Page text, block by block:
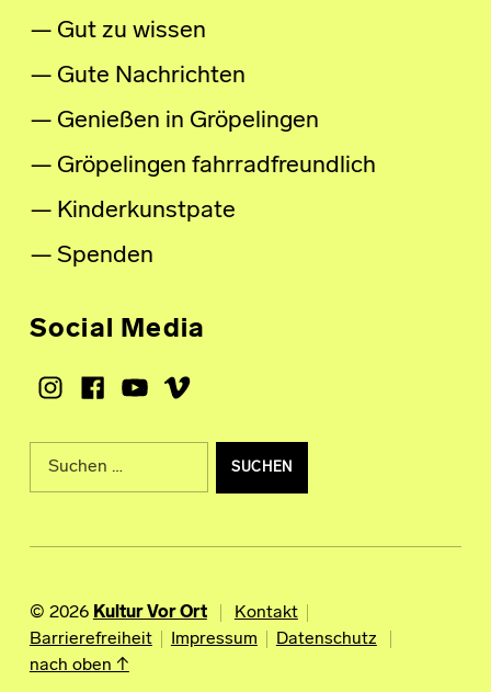
Gut zu wissen
Gute Nachrichten
Genießen in Gröpelingen
Gröpelingen fahrradfreundlich
Kinderkunstpate
Spenden
Social Media
Instagram
Facebook
Youtube
Vimeo
Suche nach:
© 2026 Kultur Vor Ort
Kontakt
Barrierefreiheit
Impressum
Datenschutz
nach oben ↑